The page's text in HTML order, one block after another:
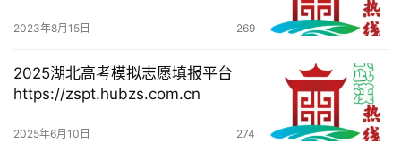
服
导
航
2023年8月15日 269
2025湖北高考模拟志愿填报平台
https://zspt.hubzs.com.cn
2025年6月10日 274